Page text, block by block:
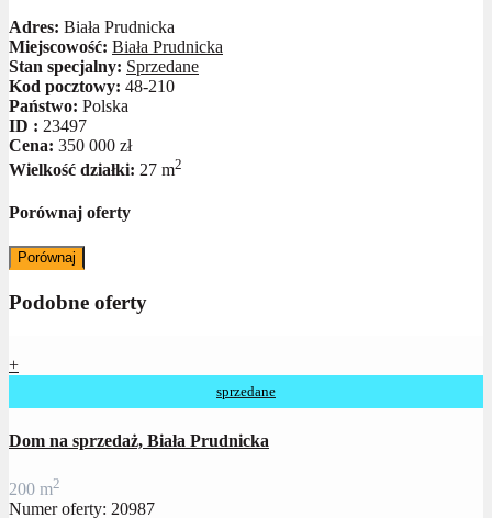
Adres: Biała Prudnicka
Miejscowość: Biała Prudnicka
Stan specjalny: Sprzedane
Kod pocztowy: 48-210
Państwo: Polska
ID : 23497
Cena: 350 000 zł
Wielkość działki: 27 m2
Porównaj oferty
Porównaj
Podobne oferty
+
sprzedane
Dom na sprzedaż, Biała Prudnicka
200 m2
Numer oferty: 20987